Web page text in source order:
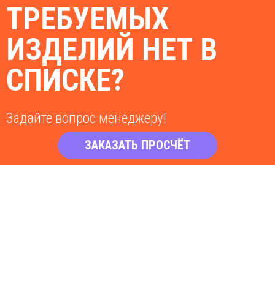
ТРЕБУЕМЫХ
ИЗДЕЛИЙ НЕТ В
СПИСКЕ?
Задайте вопрос менеджеру!
ЗАКАЗАТЬ ПРОСЧЁТ